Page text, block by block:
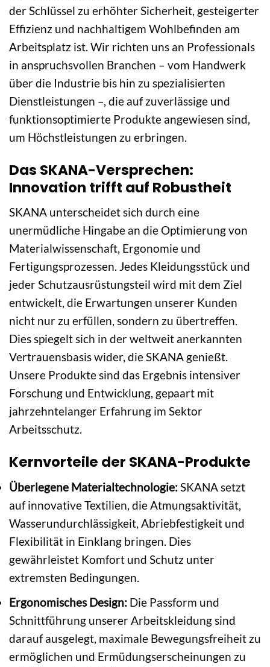
der Schlüssel zu erhöhter Sicherheit, gesteigerter
Effizienz und nachhaltigem Wohlbefinden am
Arbeitsplatz ist. Wir richten uns an Professionals
in anspruchsvollen Branchen – vom Handwerk
über die Industrie bis hin zu spezialisierten
Dienstleistungen –, die auf zuverlässige und
funktionsoptimierte Produkte angewiesen sind,
um Höchstleistungen zu erbringen.
Das SKANA-Versprechen:
Innovation trifft auf Robustheit
SKANA unterscheidet sich durch eine
unermüdliche Hingabe an die Optimierung von
Materialwissenschaft, Ergonomie und
Fertigungsprozessen. Jedes Kleidungsstück und
jeder Schutzausrüstungsteil wird mit dem Ziel
entwickelt, die Erwartungen unserer Kunden
nicht nur zu erfüllen, sondern zu übertreffen.
Dies spiegelt sich in der weltweit anerkannten
Vertrauensbasis wider, die SKANA genießt.
Unsere Produkte sind das Ergebnis intensiver
Forschung und Entwicklung, gepaart mit
jahrzehntelanger Erfahrung im Sektor
Arbeitsschutz.
Kernvorteile der SKANA-Produkte
Überlegene Materialtechnologie: SKANA setzt
auf innovative Textilien, die Atmungsaktivität,
Wasserundurchlässigkeit, Abriebfestigkeit und
Flexibilität in Einklang bringen. Dies
gewährleistet Komfort und Schutz unter
extremsten Bedingungen.
Ergonomisches Design: Die Passform und
Schnittführung unserer Arbeitskleidung sind
darauf ausgelegt, maximale Bewegungsfreiheit zu
ermöglichen und Ermüdungserscheinungen zu